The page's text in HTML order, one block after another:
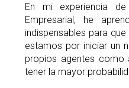
En mi experiencia
Empresarial, he
indispensables para
estamos por iniciar un
propios agentes como
tener la mayor